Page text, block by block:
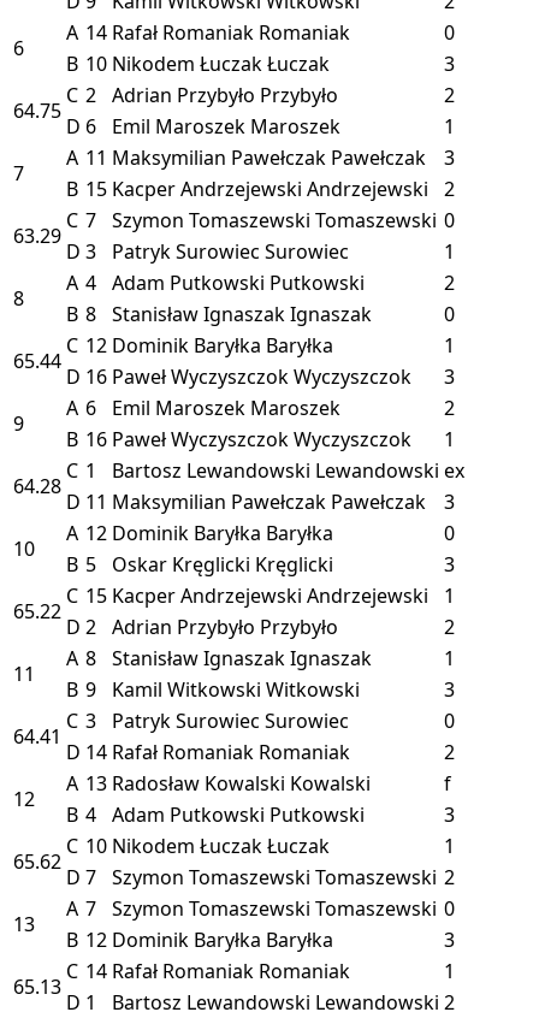
6
A 14 Rafał Romaniak Romaniak
0
B 10 Nikodem ŁuczakŁuczak
3
64.75
C 2 Adrian Przybyło Przybyło
2
D 6 Emil Maroszek Maroszek
1
7
A 11 Maksymilian Pawełczak Pawełczak
3
B 15 Kacper Andrzejewski Andrzejewski
2
63.29
C 7 Szymon Tomaszewski Tomaszewski 0
D 3 Patryk Surowiec Surowiec
1
8
A 4 Adam Putkowski Putkowski
2
B 8 Stanisław IgnaszakIgnaszak
0
65.44
C 12 Dominik Baryłka Baryłka
1
D 16 Paweł WyczyszczokWyczyszczok
3
9
A 6 Emil Maroszek Maroszek
2
B 16 Paweł WyczyszczokWyczyszczok
1
64.28
C 1 Bartosz Lewandowski Lewandowski ex
D 11 Maksymilian Pawełczak Pawełczak
3
10
A 12 Dominik Baryłka Baryłka
0
B 5 Oskar Kręglicki Kręglicki
3
65.22
C 15 Kacper Andrzejewski Andrzejewski
1
D 2 Adrian Przybyło Przybyło
2
11
A 8 Stanisław IgnaszakIgnaszak
1
B 9 Kamil Witkowski Witkowski
3
64.41
C 3 Patryk Surowiec Surowiec
0
D 14 Rafał Romaniak Romaniak
2
12
A 13 Radosław Kowalski Kowalski
f
B 4 Adam Putkowski Putkowski
3
65.62
C 10 Nikodem ŁuczakŁuczak
1
D 7 Szymon Tomaszewski Tomaszewski 2
13
A 7 Szymon Tomaszewski Tomaszewski 0
B 12 Dominik Baryłka Baryłka
3
65.13
C 14 Rafał Romaniak Romaniak
1
D 1 Bartosz Lewandowski Lewandowski 2